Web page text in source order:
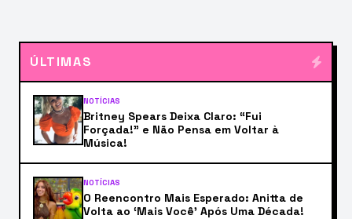
ÚLTIMAS
NOTÍCIAS
Britney Spears Deixa Claro: “Fui
Forçada!” e Não Pensa em Voltar à
Música!
NOTÍCIAS
O Reencontro Mais Esperado: Anitta de
Volta ao ‘Mais Você’ Após Uma Década!